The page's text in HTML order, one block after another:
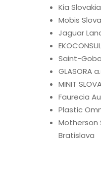
Kia
Mobis
Jaguar
Saint-
GLASORA
MINIT
Faurecia
Plastic
Motherson
Bratislava